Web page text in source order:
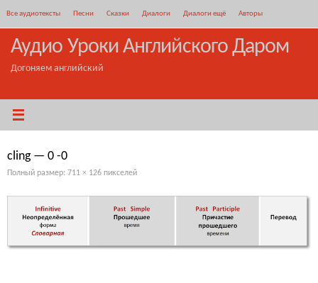
содержимому
Все аудиотексты Песни Сказки Диалоги Диалоги ещё Авторы
Аудио Уроки Английского Даром
Догоняем английский
cling — 0 -0
Полный размер: 711 × 126 пикселей